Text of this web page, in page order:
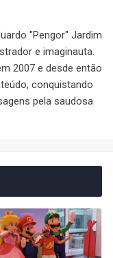
"Pengor" Jardim
e imaginauta.
2007 e desde então
conquistando
pela saudosa